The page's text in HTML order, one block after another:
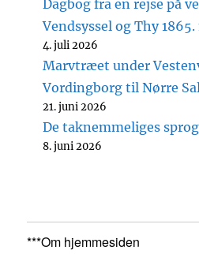
Dagbog fra en rejse på
Vendsyssel og Thy 1865.
4. juli 2026
Marvtræet under
Vordingborg til Nørre
21. juni 2026
De taknemmeliges sprog
8. juni 2026
***Om hjemmesiden